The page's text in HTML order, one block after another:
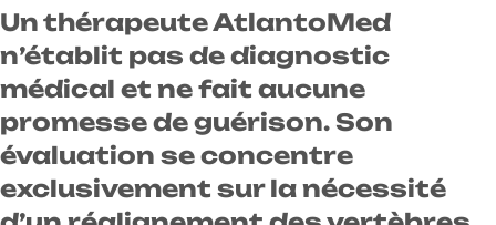
Un thérapeute AtlantoMed
n’établit pas de diagnostic
médical et ne fait aucune
promesse de guérison. Son
évaluation se concentre
exclusivement sur la nécessité